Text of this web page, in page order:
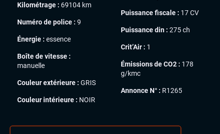
Kilométrage : 69104 km
Numéro de police : 9
Énergie : essence
Boîte de vitesse :
manuelle
Couleur extérieure : GRIS
Couleur intérieure : NOIR
Puissance fiscale : 17 CV
Puissance din : 275 ch
Crit’Air : 1
Émissions de CO2 : 178
g/kmc
Annonce N° : R1265